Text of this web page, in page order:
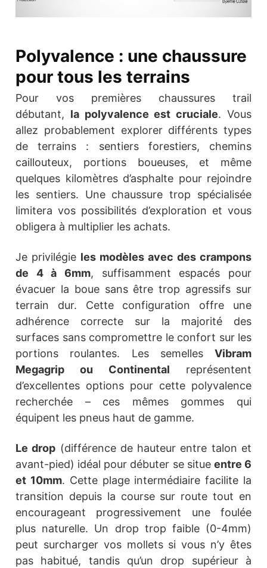
Polyvalence : une chaussure
pour tous les terrains
Pour vos premières chaussures trail
débutant, la polyvalence est cruciale. Vous
allez probablement explorer différents types
de terrains : sentiers forestiers, chemins
caillouteux, portions boueuses, et même
quelques kilomètres d’asphalte pour rejoindre
les sentiers. Une chaussure trop spécialisée
limitera vos possibilités d’exploration et vous
obligera à multiplier les achats.
Je privilégie les modèles avec des crampons
de 4 à 6mm, suffisamment espacés pour
évacuer la boue sans être trop agressifs sur
terrain dur. Cette configuration offre une
adhérence correcte sur la majorité des
surfaces sans compromettre le confort sur les
portions roulantes. Les semelles Vibram
Megagrip ou Continental représentent
d’excellentes options pour cette polyvalence
recherchée – ces mêmes gommes qui
équipent les pneus haut de gamme.
Le drop (différence de hauteur entre talon et
avant-pied) idéal pour débuter se situe entre 6
et 10mm. Cette plage intermédiaire facilite la
transition depuis la course sur route tout en
encourageant progressivement une foulée
plus naturelle. Un drop trop faible (0-4mm)
peut surcharger vos mollets si vous n’y êtes
pas habitué, tandis qu’un drop supérieur à